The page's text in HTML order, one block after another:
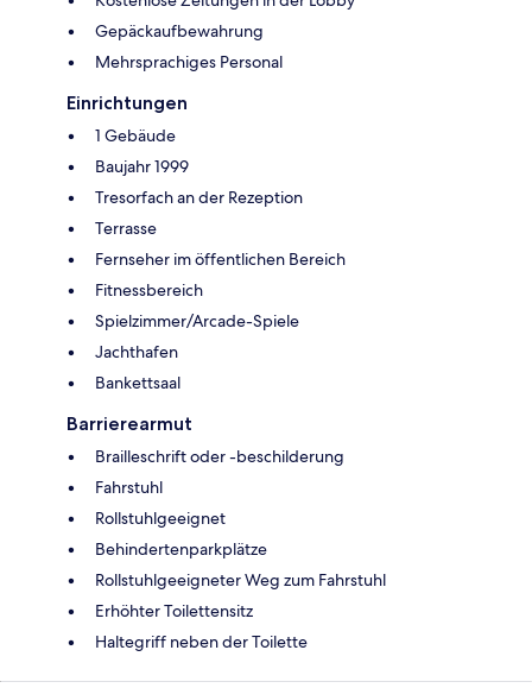
Gepäckaufbewahrung
Mehrsprachiges Personal
Einrichtungen
1 Gebäude
Baujahr 1999
Tresorfach an der Rezeption
Terrasse
Fernseher im öffentlichen Bereich
Fitnessbereich
Spielzimmer/Arcade-Spiele
Jachthafen
Bankettsaal
Barrierearmut
Brailleschrift oder -beschilderung
Fahrstuhl
Rollstuhlgeeignet
Behindertenparkplätze
Rollstuhlgeeigneter Weg zum Fahrstuhl
Erhöhter Toilettensitz
Haltegriff neben der Toilette